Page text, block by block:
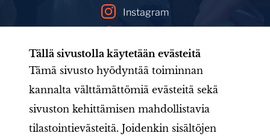
Tällä sivustolla käytetään evästeitä
Tämä sivusto hyödyntää toiminnan
kannalta välttämättömiä evästeitä sekä
sivuston kehittämisen mahdollistavia
tilastointievästeitä. Joidenkin sisältöjen
Instagram
Facebookin mainoskirjasto